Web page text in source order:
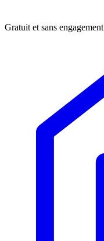
Gratuit et sans engagement